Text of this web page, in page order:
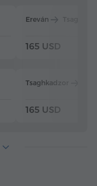
Ereván
165 USD
Tsaghkadzor
165 USD